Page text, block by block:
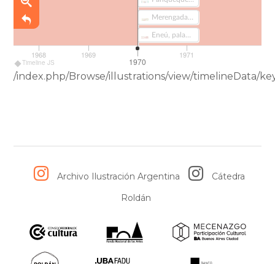
Timeline JS 1970
1968 1969 1971
/index.php/Browse/illustrations/view/timelineData/
Archivo Ilustración Argentina
Cátedra
Roldán